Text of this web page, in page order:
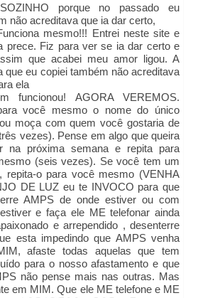
porque no passado eu
não acreditava que ia dar certo,
mesmo!!! Entrei neste site e
prece. Fiz para ver se ia dar certo e
que acabei meu amor ligou. A
que eu copiei também não acreditava
ela
funcionou! AGORA VEREMOS.
você mesmo o nome do único
moça com quem você gostaria de
vezes). Pense em algo que queira
na próxima semana e repita para
(seis vezes). Se você tem um
repita-o para você mesmo (VENHA
DE LUZ eu te INVOCO para que
AMPS de onde estiver ou com
e faça ele ME telefonar ainda
e arrependido , desenterre
esta impedindo que AMPS venha
afaste todas aquelas que tem
para o nosso afastamento e que
não pense mais nas outras. Mas
em MIM. Que ele ME telefone e ME